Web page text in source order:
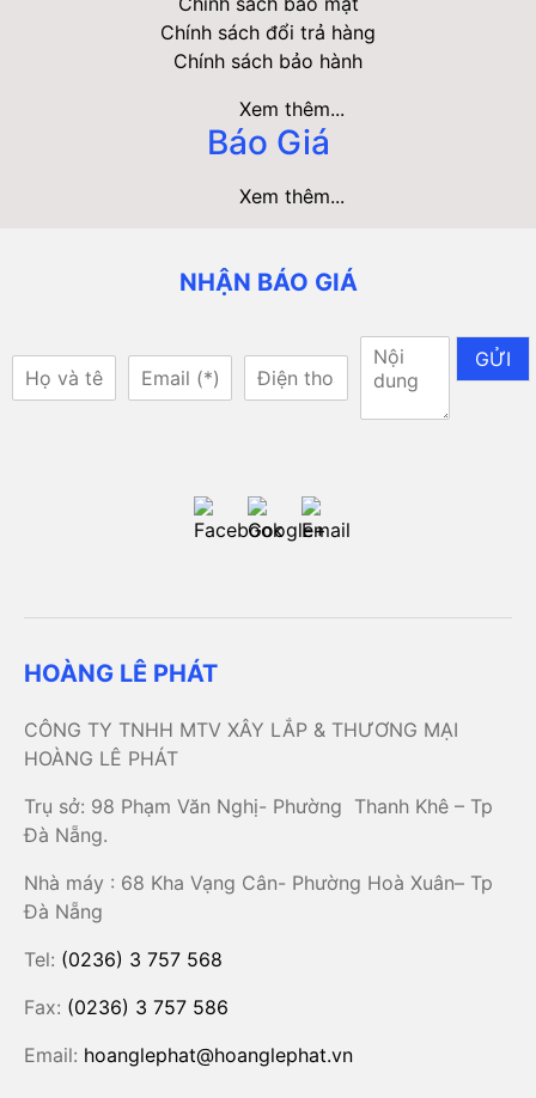
Chính sách đổi trả hàng
Chính sách bảo hành
Xem thêm...
Báo Giá
Xem thêm...
NHẬN BÁO GIÁ
GỬI
HOÀNG LÊ PHÁT
CÔNG TY TNHH MTV XÂY LẮP & THƯƠNG MẠI
HOÀNG LÊ PHÁT
Trụ sở: 98 Phạm Văn Nghị- Phường Thanh Khê – Tp
Đà Nẵng.
Nhà máy : 68 Kha Vạng Cân- Phường Hoà Xuân– Tp
Đà Nẵng
Tel: (0236) 3 757 568
Fax: (0236) 3 757 586
Email: hoanglephat@hoanglephat.vn